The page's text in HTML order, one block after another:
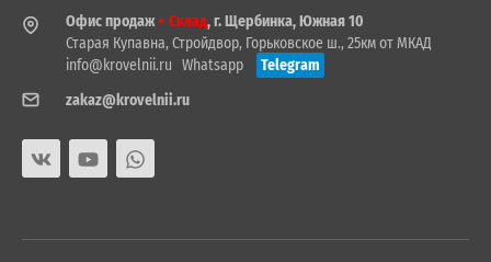
Офис продаж+ Склад, г. Щербинка, Южная 10
Старая Купавна, Стройдвор, Горьковское ш., 25км от МКАД
info@krovelnii.ru Whatsapp
Telegram
zakaz@krovelnii.ru